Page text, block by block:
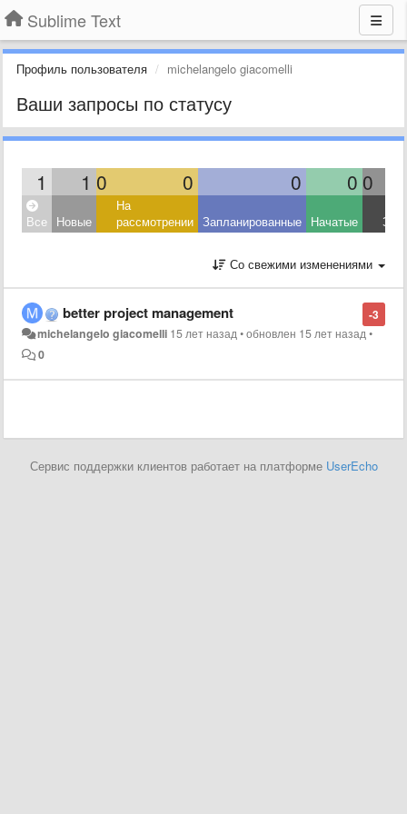
Sublime Text
Профиль пользователя michelangelo giacomelli
Ваши запросы по статусу
1 1 0 0 0 0 0
Все Новые
На
рассмотрении Запланированные Начатые
Со свежими изменениями
-3
better project management
michelangelo giacomelli 15 лет назад•обновлен 15 лет назад•
0
Сервис поддержки клиентов работает на платформе UserEcho